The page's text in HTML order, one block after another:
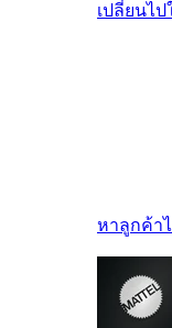
เปลี่ยนไป
หาลูกค้า